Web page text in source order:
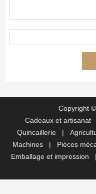
Copyright
Cadeaux et artisanat
Quincaillerie
|
Machines
| Pièces
Emballage et impression